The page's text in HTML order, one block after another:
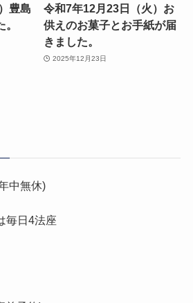
豊島
令和7年12月23日（火）お
供えのお菓子とお手紙が届
きました。
2025年12月23日
中無休)
毎日4法座